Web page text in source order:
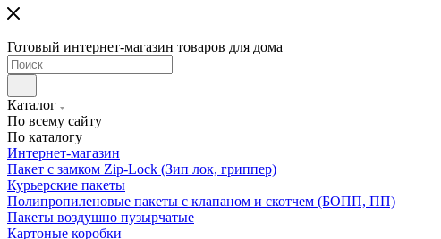
Готовый интернет-магазин товаров для дома
Каталог
По всему сайту
По каталогу
Интернет-магазин
Пакет с замком Zip-Lock (Зип лок, гриппер)
Курьерские пакеты
Полипропиленовые пакеты с клапаном и скотчем (БОПП, ПП)
Пакеты воздушно пузырчатые
Картоные коробки